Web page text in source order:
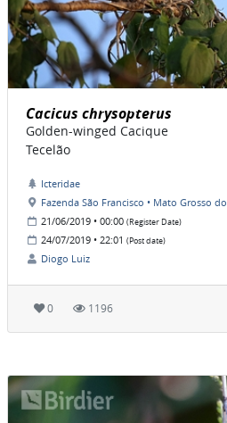
Cacicus chrysopterus
Golden-winged Cacique
Tecelão
Icteridae
Fazenda São Francisco • Mato Grosso
21/06/2019 • 00:00 (Register Date)
24/07/2019 • 22:01 (Post date)
Diogo Luiz
0 1196